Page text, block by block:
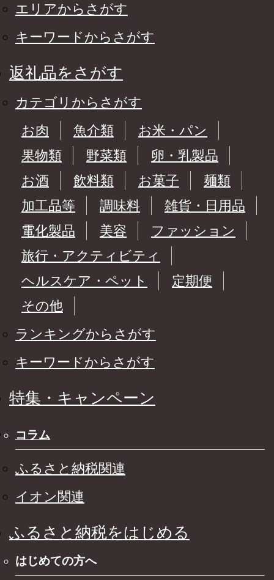
エリアからさがす
キーワードからさがす
返礼品をさがす
カテゴリからさがす
お肉
魚介類
お米・パン
果物類
野菜類
卵・乳製品
お酒
飲料類 お菓子
麺類
加工品等
調味料
雑貨・日用品
電化製品
美容
ファッション
旅行・アクティビティ
ヘルスケア・ペット
定期便
その他
ランキングからさがす
キーワードからさがす
特集・キャンペーン
コラム
ふるさと納税関連
イオン関連
ふるさと納税をはじめる
はじめての方へ